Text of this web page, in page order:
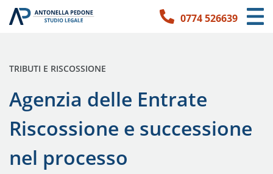
Link per l'accessibilità
Vai ai contenuti principali
Vai ai contatti0774 526639
Agenzia delle Entrate
Riscossione e successione
nel processo
PUBBLICATO IN:
TRIBUTI E RISCOSSIONE